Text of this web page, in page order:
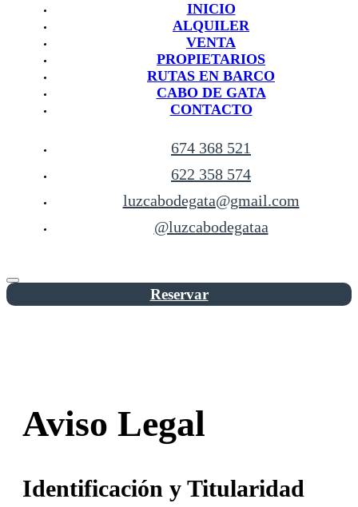
INICIO
ALQUILER
VENTA
PROPIETARIOS
RUTAS EN BARCO
CABO DE GATA
CONTACTO
674 368 521
622 358 574
luzcabodegata@gmail.com
@luzcabodegataa
Reservar
Aviso Legal
Identificación y Titularidad